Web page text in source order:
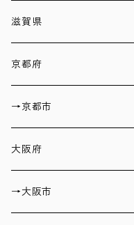
滋賀県
京都府
→京都市
大阪府
→大阪市